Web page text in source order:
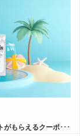
もらえるクーポ･･･